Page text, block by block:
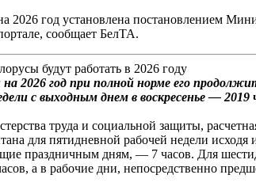
2026 год установлена постановлением
сообщает БелТА.
2026 год при полной норме его
с выходным днем в воскресенье — 2019
труда и социальной защиты,
для пятидневной рабочей недели
праздничным дням, — 7 часов. Для
а в рабочие дни, непосредственно